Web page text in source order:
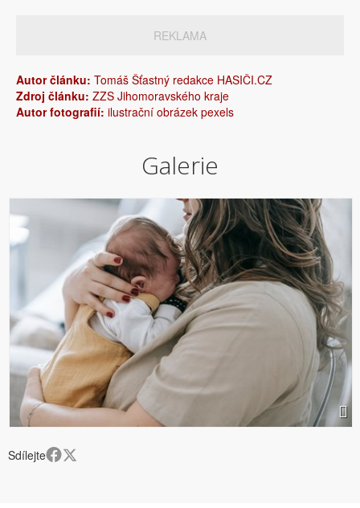
REKLAMA
Autor článku: Tomáš Šťastný redakce HASIČI.CZ
Zdroj článku: ZZS Jihomoravského kraje
Autor fotografií: ilustrační obrázek pexels
Galerie
Sdílejte